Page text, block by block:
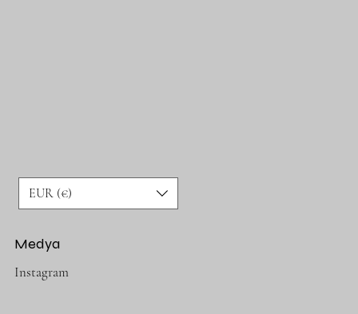
EUR (€)
Medya
Instagram